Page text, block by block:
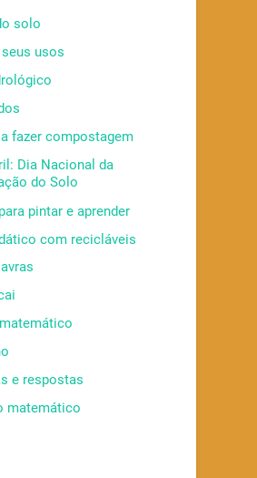
solo
usos
fazer compostagem
Dia Nacional da
do Solo
pintar e aprender
com recicláveis
e respostas
matemático